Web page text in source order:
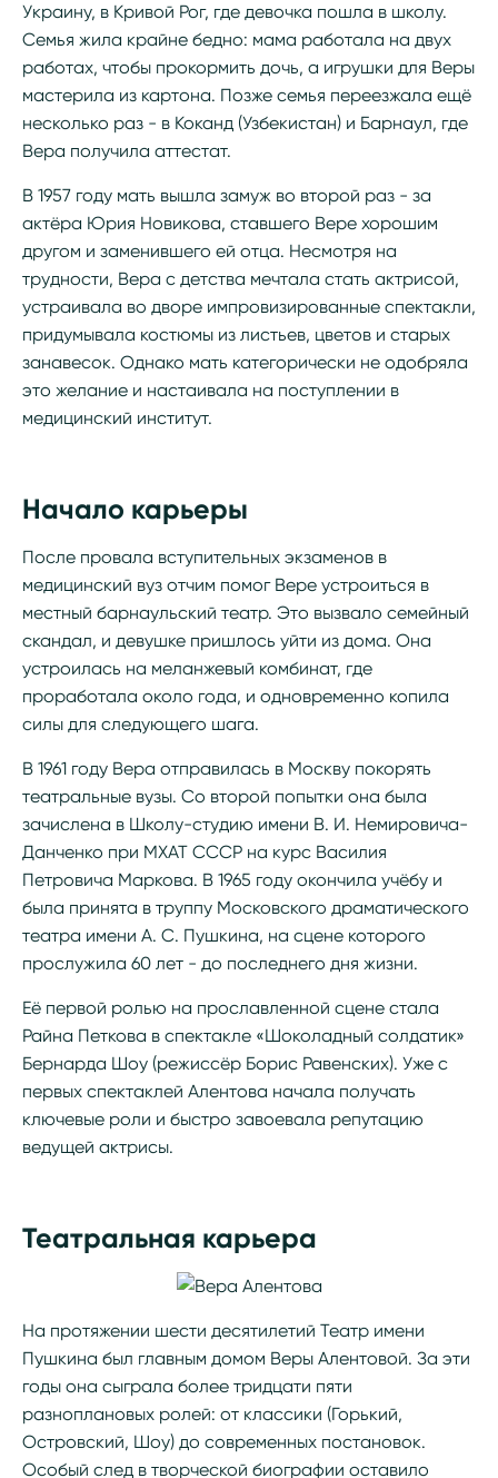
Украину, в Кривой Рог, где девочка пошла в школу.
Семья жила крайне бедно: мама работала на двух
работах, чтобы прокормить дочь, а игрушки для Веры
мастерила из картона. Позже семья переезжала ещё
несколько раз - в Коканд (Узбекистан) и Барнаул, где
Вера получила аттестат.
В 1957 году мать вышла замуж во второй раз - за
актёра Юрия Новикова, ставшего Вере хорошим
другом и заменившего ей отца. Несмотря на
трудности, Вера с детства мечтала стать актрисой,
устраивала во дворе импровизированные спектакли,
придумывала костюмы из листьев, цветов и старых
занавесок. Однако мать категорически не одобряла
это желание и настаивала на поступлении в
медицинский институт.
Начало карьеры
После провала вступительных экзаменов в
медицинский вуз отчим помог Вере устроиться в
местный барнаульский театр. Это вызвало семейный
скандал, и девушке пришлось уйти из дома. Она
устроилась на меланжевый комбинат, где
проработала около года, и одновременно копила
силы для следующего шага.
В 1961 году Вера отправилась в Москву покорять
театральные вузы. Со второй попытки она была
зачислена в Школу-студию имени В. И. Немировича-
Данченко при МХАТ СССР на курс Василия
Петровича Маркова. В 1965 году окончила учёбу и
была принята в труппу Московского драматического
театра имени А. С. Пушкина, на сцене которого
прослужила 60 лет - до последнего дня жизни.
Её первой ролью на прославленной сцене стала
Райна Петкова в спектакле «Шоколадный солдатик»
Бернарда Шоу (режиссёр Борис Равенских). Уже с
первых спектаклей Алентова начала получать
ключевые роли и быстро завоевала репутацию
ведущей актрисы.
Театральная карьера
На протяжении шести десятилетий Театр имени
Пушкина был главным домом Веры Алентовой. За эти
годы она сыграла более тридцати пяти
разноплановых ролей: от классики (Горький,
Островский, Шоу) до современных постановок.
Особый след в творческой биографии оставило